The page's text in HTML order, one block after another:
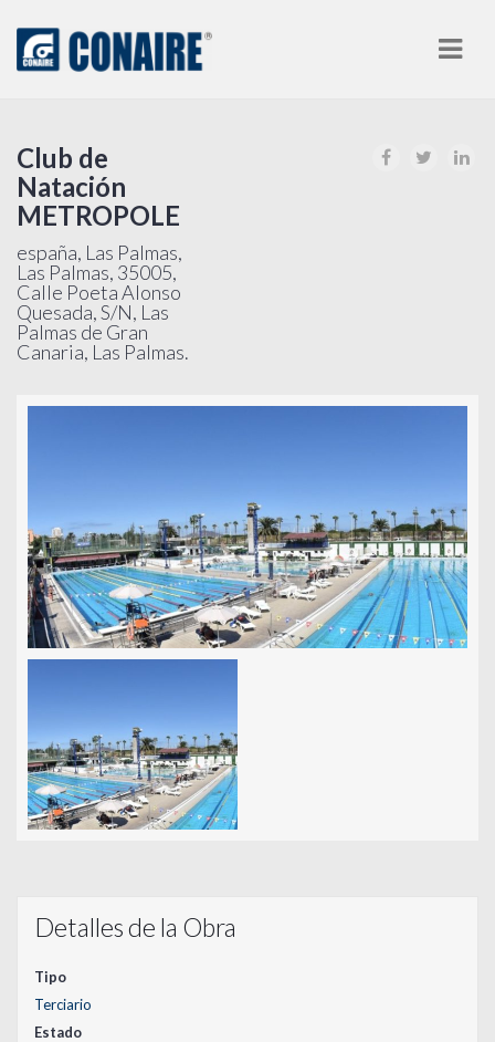
Club de
Natación
METROPOLE
españa, Las Palmas,
Las Palmas, 35005,
Calle Poeta Alonso
Quesada, S/N, Las
Palmas de Gran
Canaria, Las Palmas.
Detalles de la Obra
Tipo
Terciario
Estado